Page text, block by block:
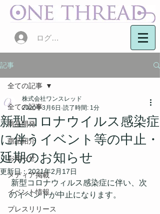
ログイン
記事
全ての記事
商品開発
商品紹介
お知らせ
メディア掲載
イベント情報
プレスリリース
全ての記事
新型コロナウイルス感染症
に伴うイベント等の中止・
延期のお知らせ
株式会社ワンスレッド
2020年3月6日 読了時間: 1分
更新日：2021年2月17日
のイベントが中止になります。